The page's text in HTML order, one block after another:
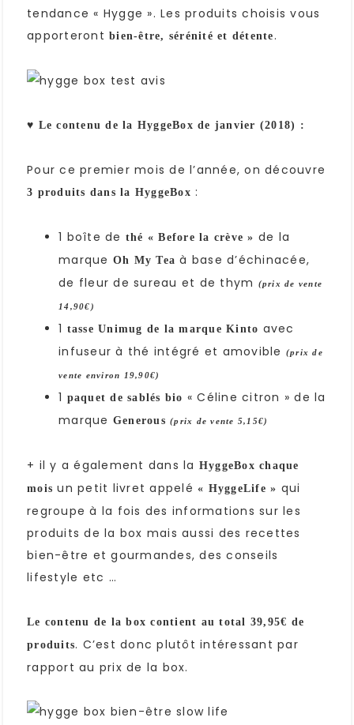
tendance « Hygge ». Les produits choisis vous
apporteront bien-être, sérénité et détente .
♥ Le contenu de la HyggeBox de janvier (2018) :
Pour ce premier mois de l’année, on découvre
3 produits dans la HyggeBox :
1 boîte de thé « Before la crève » de la
marque Oh My Tea à base d’échinacée,
de fleur de sureau et de thym
(prix de vente
14,90€)
1 tasse Unimug de la marque Kinto avec
infuseur à thé intégré et amovible
(prix de
vente environ 19,90€)
1 paquet de sablés bio « Céline citron » de la
marque Generous (prix de vente 5,15€)
+ il y a également dans la HyggeBox chaque
moisun petit livret appelé « HyggeLife » qui
regroupe à la fois des informations sur les
produits de la box mais aussi des recettes
bien-être et gourmandes, des conseils
lifestyle etc …
Le contenu de la box contient au total 39,95€ de
produits. C’est donc plutôt intéressant par
rapport au prix de la box.